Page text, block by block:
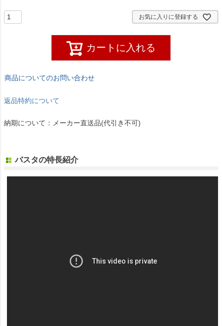
お気に入りに登録する
カートに入れる
商品についてのお問い合わせ
返品特約について
納期について：メーカー直送品(代引き不可)
バスタの特長紹介